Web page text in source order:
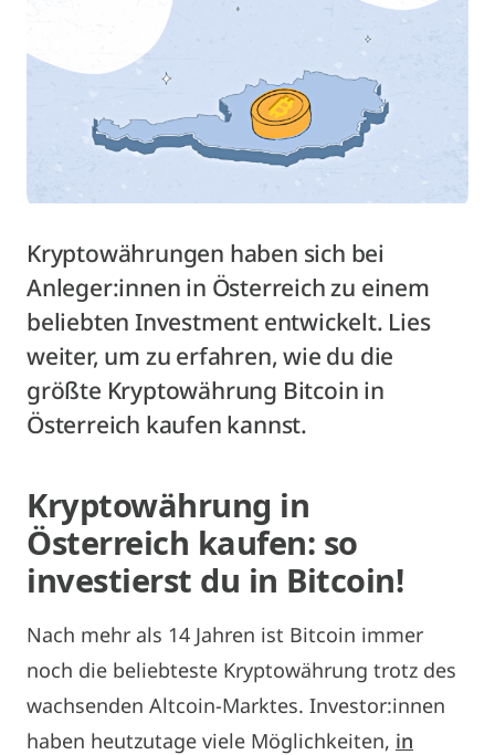
Kryptowährungen haben sich bei
Anleger:innen in Österreich zu einem
beliebten Investment entwickelt. Lies
weiter, um zu erfahren, wie du die
größte Kryptowährung Bitcoin in
Österreich kaufen kannst.
Kryptowährung in
Österreich kaufen: so
investierst du in Bitcoin!
Nach mehr als 14 Jahren ist Bitcoin immer
noch die beliebteste Kryptowährung trotz des
wachsenden Altcoin-Marktes. Investor:innen
haben heutzutage viele Möglichkeiten, in